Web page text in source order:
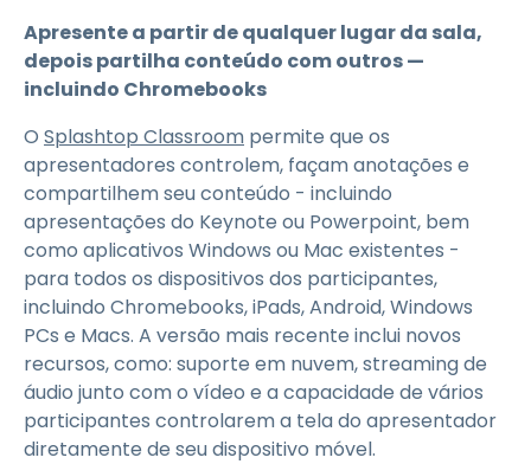
Apresente a partir de qualquer lugar da sala,
depois partilha conteúdo com outros —
incluindo Chromebooks
O Splashtop Classroom permite que os
apresentadores controlem, façam anotações e
compartilhem seu conteúdo - incluindo
apresentações do Keynote ou Powerpoint, bem
como aplicativos Windows ou Mac existentes -
para todos os dispositivos dos participantes,
incluindo Chromebooks, iPads, Android, Windows
PCs e Macs. A versão mais recente inclui novos
recursos, como: suporte em nuvem, streaming de
áudio junto com o vídeo e a capacidade de vários
participantes controlarem a tela do apresentador
diretamente de seu dispositivo móvel.